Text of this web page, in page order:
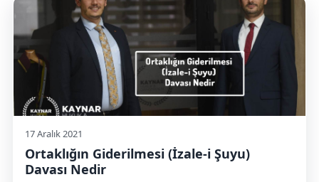
17 Aralık 2021
Ortaklığın Giderilmesi (İzale-i Şuyu)
Davası Nedir